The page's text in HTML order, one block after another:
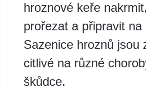
hroznové keře
prořezat a připravit na
Sazenice hroznů jsou
citlivé na různé
škůdce.